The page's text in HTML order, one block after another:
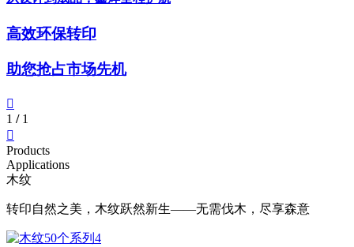
高效环保转印
助您抢占市场先机
1 / 1
Products
Applications
木纹
转印自然之美，木纹跃然新生——无需伐木，尽享森意